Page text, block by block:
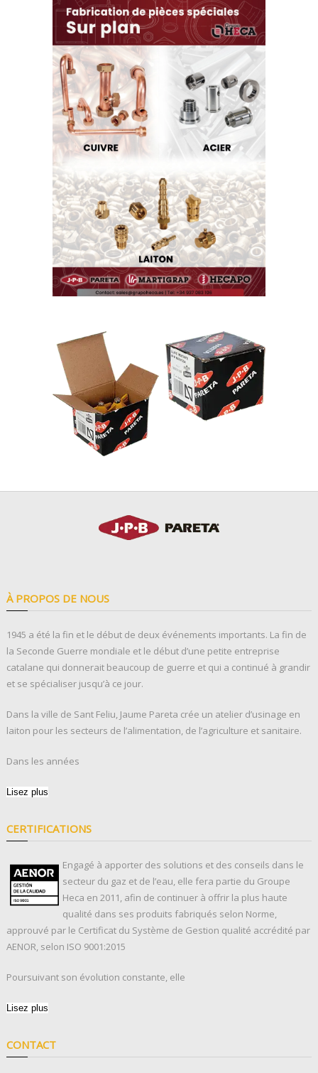
À PROPOS DE NOUS
1945 a été la fin et le début de deux événements importants. La fin de
la Seconde Guerre mondiale et le début d’une petite entreprise
catalane qui donnerait beaucoup de guerre et qui a continué à grandir
et se spécialiser jusqu’à ce jour.
Dans la ville de Sant Feliu, Jaume Pareta crée un atelier d’usinage en
laiton pour les secteurs de l’alimentation, de l’agriculture et sanitaire.
Dans les années
Lisez plus
CERTIFICATIONS
Engagé à apporter des solutions et des conseils dans le
secteur du gaz et de l’eau, elle fera partie du Groupe
Heca en 2011, afin de continuer à offrir la plus haute
qualité dans ses produits fabriqués selon Norme,
approuvé par le Certificat du Système de Gestion qualité accrédité par
AENOR, selon ISO 9001:2015
Poursuivant son évolution constante, elle
Lisez plus
CONTACT